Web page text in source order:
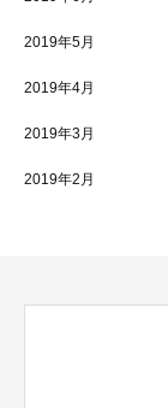
2019年5月
2019年4月
2019年3月
2019年2月